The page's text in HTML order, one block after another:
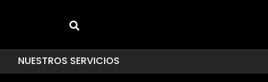
NUESTROS SERVICIOS